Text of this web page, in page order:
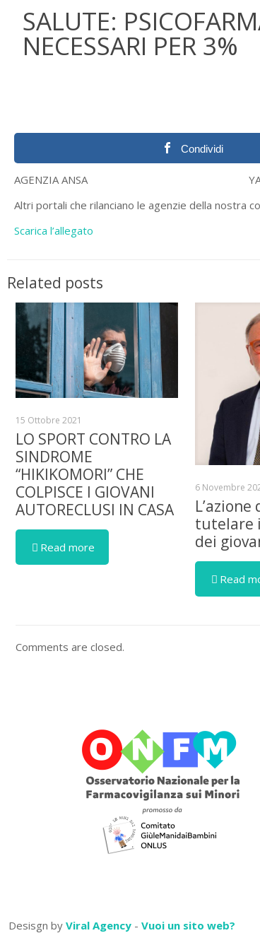
SALUTE:
NECESSARI PER 3%
Condividi
AGENZIA ANSA YAHOO
Altri portali che rilanciano le agenzie della nostra
Scarica l’allegato
Related posts
15 Ottobre 2021
LO SPORT CONTRO LA
SINDROME
“HIKIKOMORI” CHE
COLPISCE I GIOVANI
AUTORECLUSI IN CASA
Read more
6 Novembre
L’azione
tutelare
dei
Read
Comments are closed.
Desisgn by Viral Agency - Vuoi un sito web?